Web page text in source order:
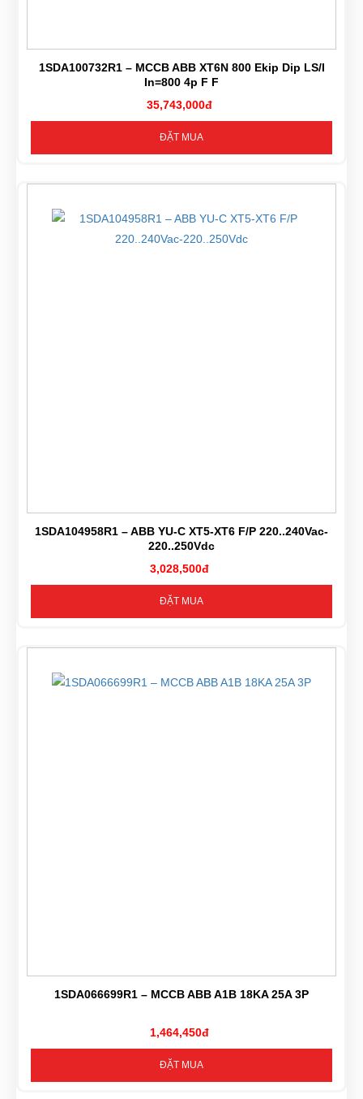
1SDA100732R1 – MCCB ABB XT6N 800 Ekip Dip LS/I
In=800 4p F F
35,743,000đ
ĐẶT MUA
1SDA104958R1 – ABB YU-C XT5-XT6 F/P 220..240Vac-
220..250Vdc
3,028,500đ
ĐẶT MUA
1SDA066699R1 – MCCB ABB A1B 18KA 25A 3P
1,464,450đ
ĐẶT MUA